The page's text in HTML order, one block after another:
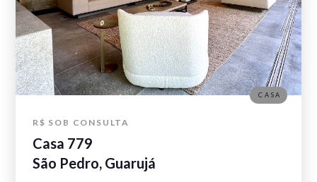
R$ SOB CONSULTA
Casa 779
São Pedro, Guarujá
CASA